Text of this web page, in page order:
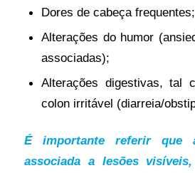
Dores de cabeça frequentes;
Alterações do humor
associadas);
Alterações digestivas, tal
colon irritável (diarreia/
É importante referir que
associada a lesões